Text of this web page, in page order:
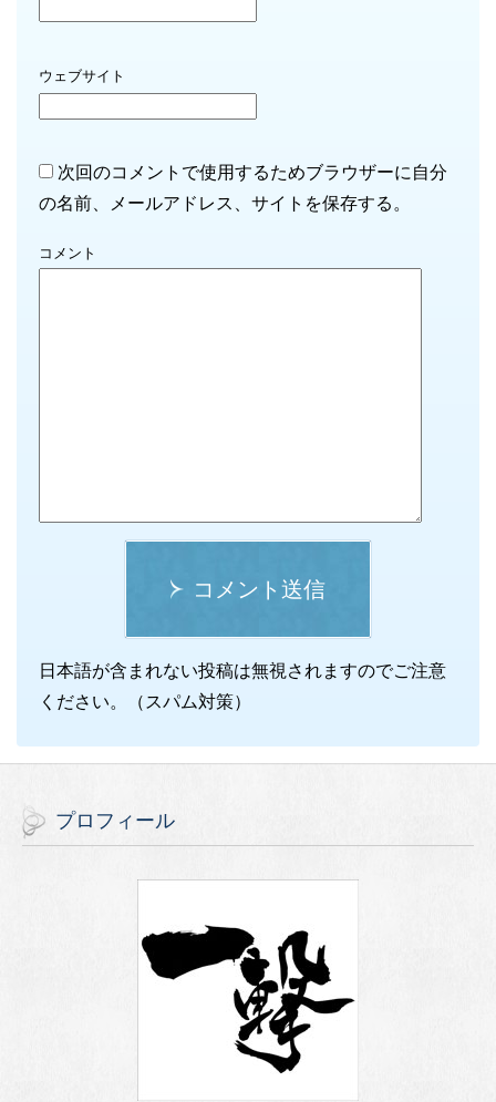
ウェブサイト
次回のコメントで使用するためブラウザーに自分
の名前、メールアドレス、サイトを保存する。
コメント
コメント送信
日本語が含まれない投稿は無視されますのでご注意
ください。（スパム対策）
プロフィール